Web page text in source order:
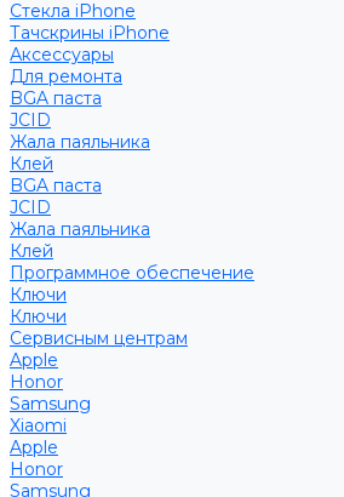
Стекла iPhone
Тачскрины iPhone
Аксессуары
Для ремонта
BGA паста
JCID
Жала паяльника
Клей
BGA паста
JCID
Жала паяльника
Клей
Программное обеспечение
Ключи
Ключи
Сервисным центрам
Apple
Honor
Samsung
Xiaomi
Apple
Honor
Samsung